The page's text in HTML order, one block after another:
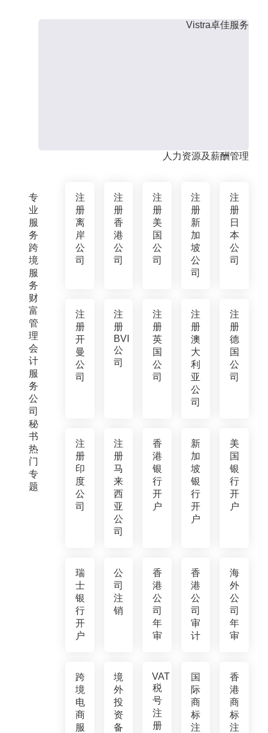
专
业
服
务
跨
境
服
务
财
富
管
理
会
计
服
务
公
司
秘
书
热
门
专
题
Vistra卓佳服务
人力资源及薪酬管理
注
册
离
岸
公
司
注
册
香
港
公
司
注
册
美
国
公
司
注
册
新
加
坡
公
司
注
册
日
本
公
司
注
册
开
曼
公
司
注
册
BVI
公
司
注
册
英
国
公
司
注
册
澳
大
利
亚
公
司
注
册
德
国
公
司
注
册
印
度
公
司
注
册
马
来
西
亚
公
司
香
港
银
行
开
户
新
加
坡
银
行
开
户
美
国
银
行
开
户
瑞
士
银
行
开
户
公
司
注
销
香
港
公
司
年
审
香
港
公
司
审
计
海
外
公
司
年
审
跨
境
电
商
服
境
外
投
资
备
VAT
税
号
注
册
国
际
商
标
注
香
港
商
标
注